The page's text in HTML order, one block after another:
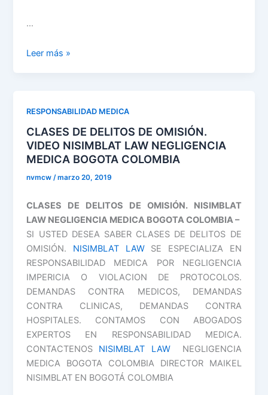
…
QUE
DE
PROPIA
VIDEO
NISIMBLAT
LAW
MEDICA
BOGOTA
COLOMBIA
Leer más »
RESPONSABILIDAD MEDICA
CLASES DE DELITOS DE OMISIÓN.
VIDEO NISIMBLAT LAW NEGLIGENCIA
MEDICA BOGOTA COLOMBIA
nvmcw/marzo 20, 2019
CLASES DE DELITOS DE OMISIÓN. NISIMBLAT
LAW NEGLIGENCIA MEDICA BOGOTA COLOMBIA –
SI USTED DESEA SABER CLASES DE DELITOS DE
OMISIÓN. NISIMBLAT LAWSE ESPECIALIZA EN
RESPONSABILIDAD MEDICA POR NEGLIGENCIA
IMPERICIA O VIOLACION DE PROTOCOLOS.
DEMANDAS CONTRA MEDICOS, DEMANDAS
CONTRA CLINICAS, DEMANDAS CONTRA
HOSPITALES. CONTAMOS CON ABOGADOS
EXPERTOS EN RESPONSABILIDAD MEDICA.
CONTACTENOS NISIMBLAT LAWNEGLIGENCIA
MEDICA BOGOTA COLOMBIA DIRECTOR MAIKEL
NISIMBLAT EN BOGOTÁ COLOMBIA